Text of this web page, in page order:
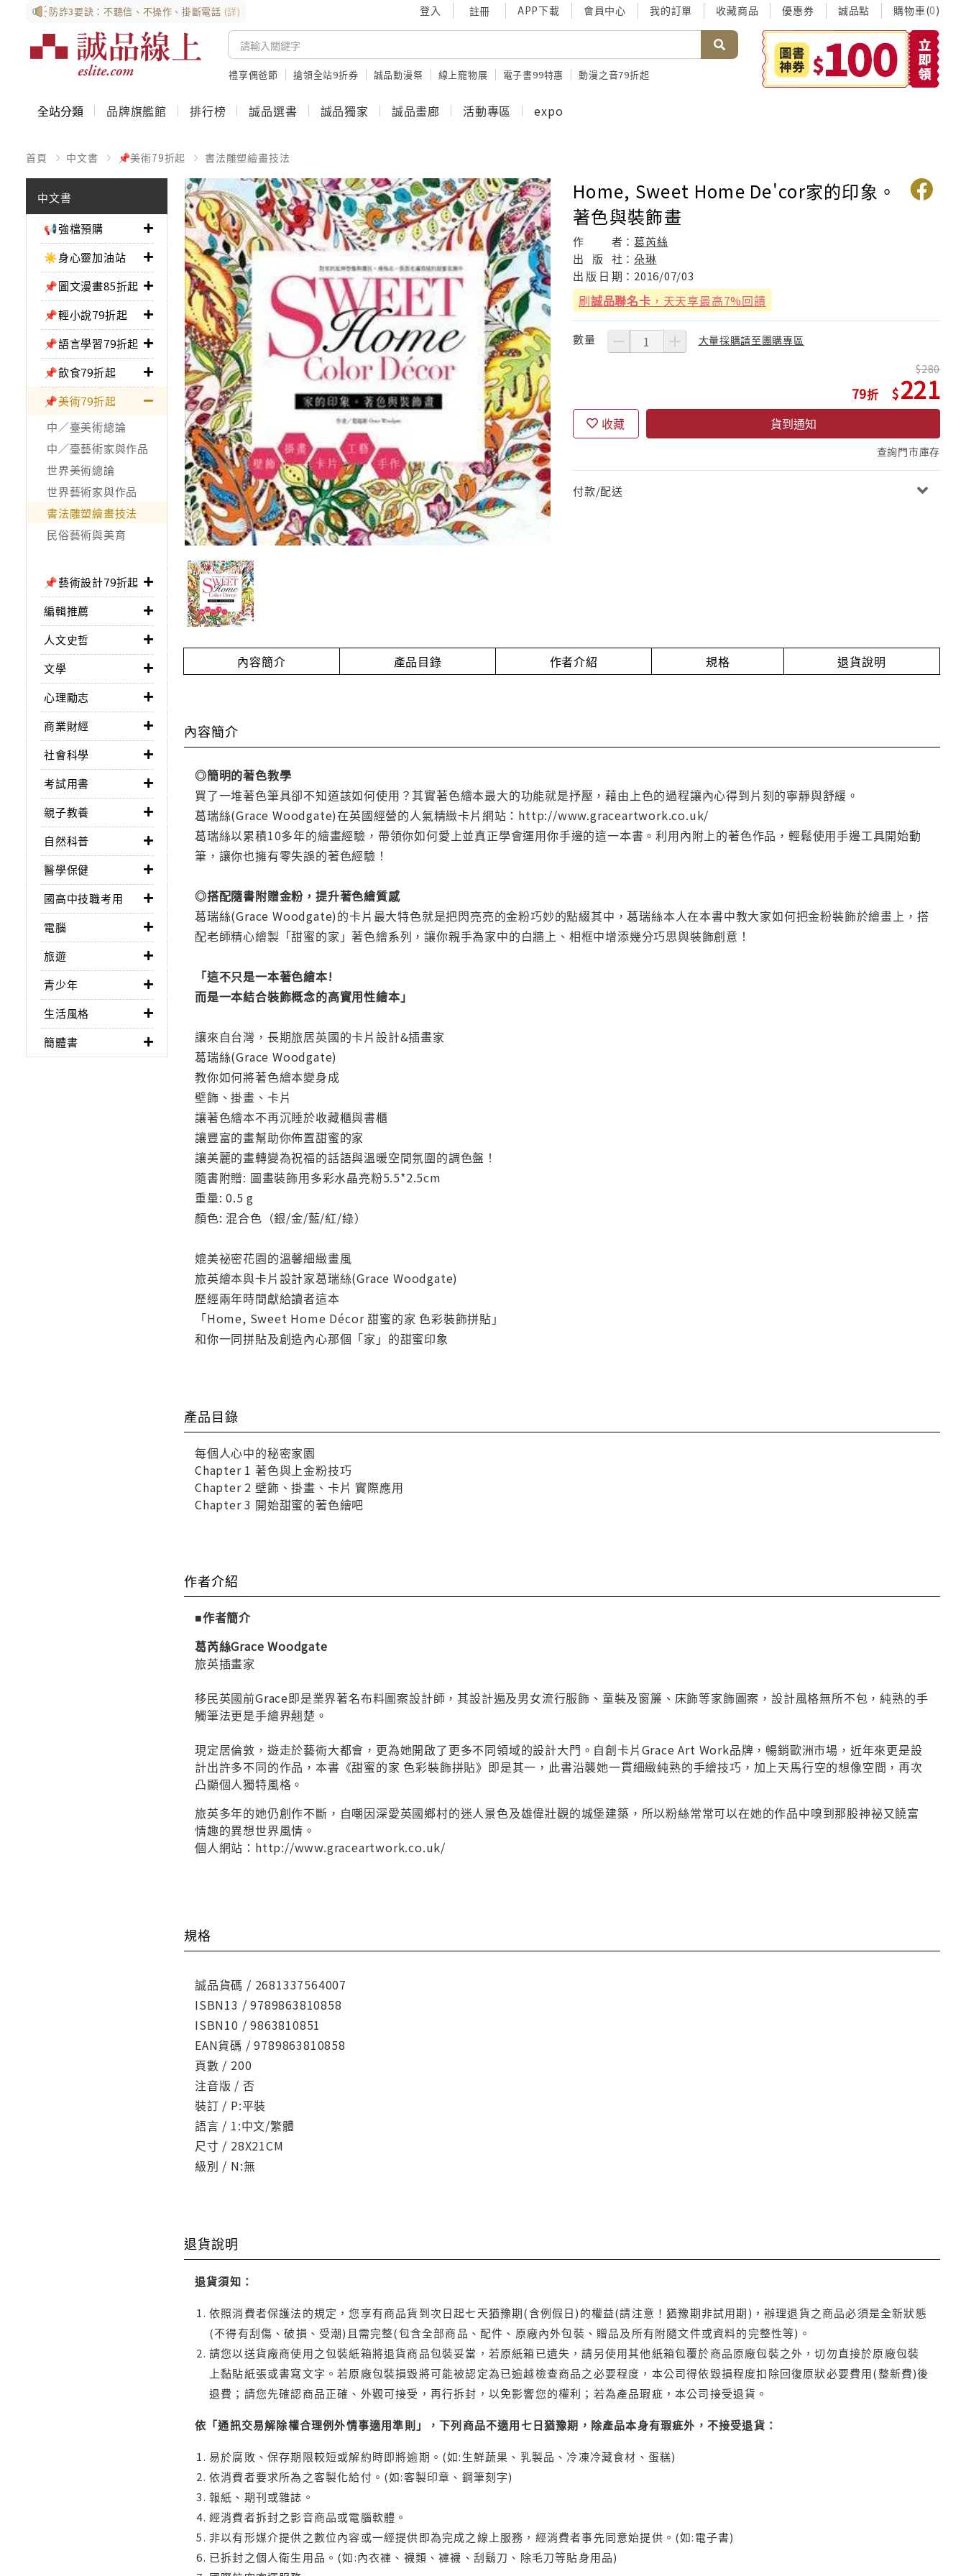
防詐3要訣：不聽信、不操作、掛斷電話 (詳) 登入 註冊 APP下載 會員中心 我的訂單 收藏商品 優惠券 誠品點 購物車(0)
禮享偶爸節 搶領全站9折券 誠品動漫祭 線上寵物展 電子書99特惠 動漫之音79折起
全站分類 品牌旗艦館 排行榜 誠品選書 誠品獨家 誠品畫廊 活動專區 expo
首頁 中文書 📌美術79折起 書法雕塑繪畫技法
中文書
📢強檔預購
☀️身心靈加油站
📌圖文漫畫85折起
📌輕小說79折起
📌語言學習79折起
📌飲食79折起
📌美術79折起
中／臺美術總論
中／臺藝術家與作品
世界美術總論
世界藝術家與作品
書法雕塑繪畫技法
民俗藝術與美育
📌藝術設計79折起
編輯推薦
人文史哲
文學
心理勵志
商業財經
社會科學
考試用書
親子教養
自然科普
醫學保健
國高中技職考用
電腦
旅遊
青少年
生活風格
簡體書
Home, Sweet Home De'cor家的印象。
著色與裝飾畫
作 者：葛芮絲
出
版 社： 朵琳
出 版 日 期： 2016/07/03
刷誠品聯名卡 ，天天享最高7%回饋
數量 大量採購請至團購專區
79
280
221
收藏 貨到通知
查詢門市庫存
付款/配送
內容簡介 產品目錄 作者介紹 規格 退貨說明
內容簡介
◎簡明的著色教學
買了一堆著色筆具卻不知道該如何使用？其實著色繪本最大的功能就是抒壓，藉由上色的過程讓內心得到片刻的寧靜與舒緩。
葛瑞絲(Grace Woodgate)在英國經營的人氣精緻卡片網站：http://www.graceartwork.co.uk/
葛瑞絲以累積10多年的繪畫經驗，帶領你如何愛上並真正學會運用你手邊的這一本書。利用內附上的著色作品，輕鬆使用手邊工具開始動
筆，讓你也擁有零失誤的著色經驗！
◎搭配隨書附贈金粉，提升著色繪質感
葛瑞絲(Grace Woodgate)的卡片最大特色就是把閃亮亮的金粉巧妙的點綴其中，葛瑞絲本人在本書中教大家如何把金粉裝飾於繪畫上，搭
配老師精心繪製「甜蜜的家」著色繪系列，讓你親手為家中的白牆上、相框中增添幾分巧思與裝飾創意！
「這不只是一本著色繪本!
而是一本結合裝飾概念的高實用性繪本」
讓來自台灣，長期旅居英國的卡片設計&插畫家
葛瑞絲(Grace Woodgate)
教你如何將著色繪本變身成
壁飾、掛畫、卡片
讓著色繪本不再沉睡於收藏櫃與書櫃
讓豐富的畫幫助你佈置甜蜜的家
讓美麗的畫轉變為祝福的話語與溫暖空間氛圍的調色盤！
隨書附贈: 圖畫裝飾用多彩水晶亮粉5.5*2.5cm
重量: 0.5 g
顏色: 混合色（銀/金/藍/紅/綠）
媲美祕密花園的溫馨細緻畫風
旅英繪本與卡片設計家葛瑞絲(Grace Woodgate)
歷經兩年時間獻給讀者這本
「Home, Sweet Home Décor 甜蜜的家 色彩裝飾拼貼」
和你一同拼貼及創造內心那個「家」的甜蜜印象
產品目錄
每個人心中的秘密家園
Chapter 1 著色與上金粉技巧
Chapter 2 壁飾、掛畫、卡片 實際應用
Chapter 3 開始甜蜜的著色繪吧
作者介紹
■作者簡介
葛芮絲Grace Woodgate
旅英插畫家
移民英國前Grace即是業界著名布料圖案設計師，其設計遍及男女流行服飾、童裝及窗簾、床飾等家飾圖案，設計風格無所不包，純熟的手
觸筆法更是手繪界翹楚。
現定居倫敦，遊走於藝術大都會，更為她開啟了更多不同領域的設計大門。自創卡片Grace Art Work品牌，暢銷歐洲市場，近年來更是設
計出許多不同的作品，本書《甜蜜的家 色彩裝飾拼貼》即是其一，此書沿襲她一貫細緻純熟的手繪技巧，加上天馬行空的想像空間，再次
凸顯個人獨特風格。
旅英多年的她仍創作不斷，自嘲因深愛英國鄉村的迷人景色及雄偉壯觀的城堡建築，所以粉絲常常可以在她的作品中嗅到那股神祕又饒富
情趣的異想世界風情。
個人網站：http://www.graceartwork.co.uk/
規格
誠品貨碼 / 2681337564007
ISBN13 / 9789863810858
ISBN10 / 9863810851
EAN貨碼 / 9789863810858
頁數 / 200
注音版 / 否
裝訂 / P:平裝
語言 / 1:中文/繁體
尺寸 / 28X21CM
級別 / N:無
退貨說明
退貨須知：
依照消費者保護法的規定，您享有商品貨到次日起七天猶豫期(含例假日)的權益(請注意！猶豫期非試用期)，辦理退貨之商品必須是全新狀態
(不得有刮傷、破損、受潮)且需完整(包含全部商品、配件、原廠內外包裝、贈品及所有附隨文件或資料的完整性等)。
請您以送貨廠商使用之包裝紙箱將退貨商品包裝妥當，若原紙箱已遺失，請另使用其他紙箱包覆於商品原廠包裝之外，切勿直接於原廠包裝
上黏貼紙張或書寫文字。若原廠包裝損毀將可能被認定為已逾越檢查商品之必要程度，本公司得依毀損程度扣除回復原狀必要費用(整新費)後
退費；請您先確認商品正確、外觀可接受，再行拆封，以免影響您的權利；若為產品瑕疵，本公司接受退貨。
依「通訊交易解除權合理例外情事適用準則」，下列商品不適用七日猶豫期，除產品本身有瑕疵外，不接受退貨：
易於腐敗、保存期限較短或解約時即將逾期。(如:生鮮蔬果、乳製品、冷凍冷藏食材、蛋糕)
依消費者要求所為之客製化給付。(如:客製印章、鋼筆刻字)
報紙、期刊或雜誌。
經消費者拆封之影音商品或電腦軟體。
非以有形媒介提供之數位內容或一經提供即為完成之線上服務，經消費者事先同意始提供。(如:電子書)
已拆封之個人衛生用品。(如:內衣褲、襪類、褲襪、刮鬍刀、除毛刀等貼身用品)